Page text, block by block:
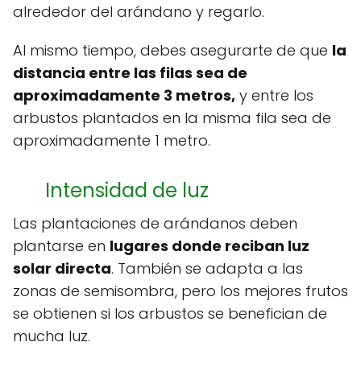
alrededor del arándano y regarlo.
Al mismo tiempo, debes asegurarte de que la
distancia entre las filas sea de
aproximadamente 3 metros, y entre los
arbustos plantados en la misma fila sea de
aproximadamente 1 metro.
Intensidad de luz
Las plantaciones de arándanos deben
plantarse en lugares donde reciban luz
solar directa. También se adapta a las
zonas de semisombra, pero los mejores frutos
se obtienen si los arbustos se benefician de
mucha luz.